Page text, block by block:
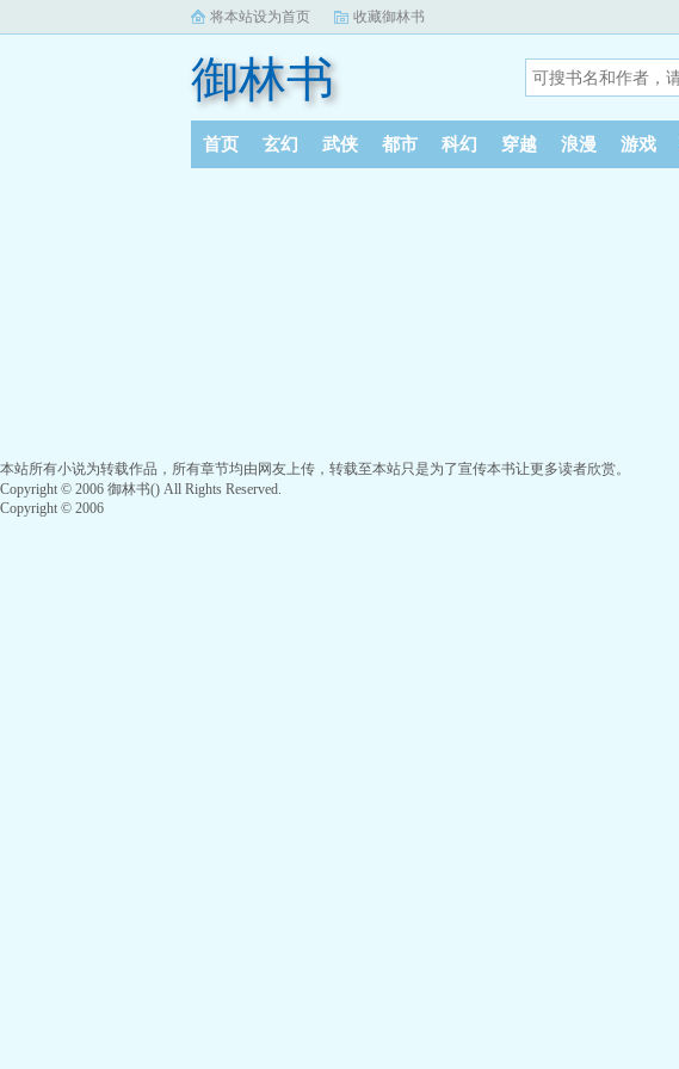
将本站设为首页 收藏御林书
御林书
首页 玄幻 武侠 都市 科幻 穿越 浪漫 游戏
本站所有小说为转载作品，所有章节均由网友上传，转载至本站只是为了宣传本书让更多读者欣赏。
Copyright © 2006 御林书() All Rights Reserved.
Copyright © 2006